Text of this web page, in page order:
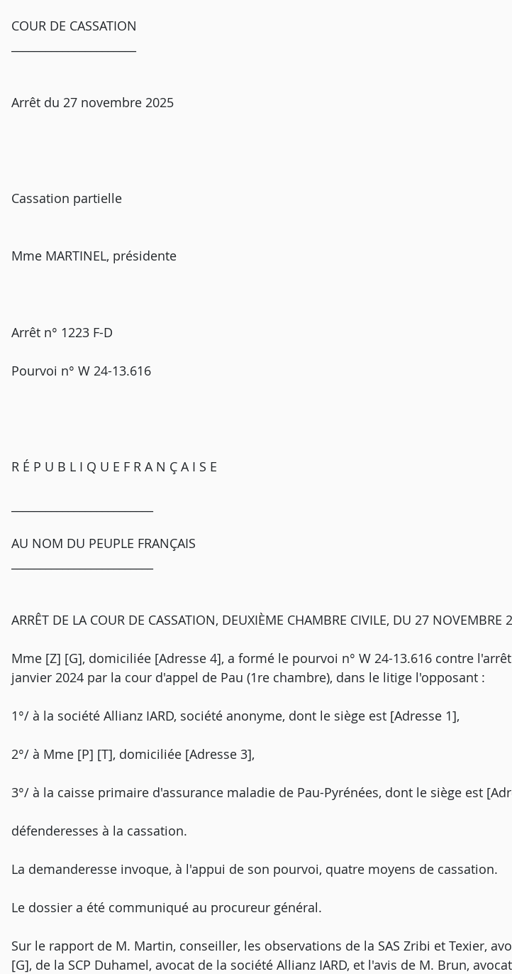
COUR DE CASSATION
Arrêt du 27 novembre 2025
Cassation partielle
Mme MARTINEL, présidente
Arrêt n° 1223 F-D
Pourvoi n° W 24-13.616
R É P U B L I Q U E F R A N Ç A I S E
AU NOM DU PEUPLE FRANÇAIS
ARRÊT DE LA COUR DE CASSATION, DEUXIÈME CHAMBRE CIVILE, DU 27 NOVEMBRE
Mme [Z] [G], domiciliée [Adresse 4], a formé le pourvoi n° W 24-13.616 contre
janvier 2024 par la cour d'appel de Pau (1re chambre), dans le litige l'opposant :
1°/ à la société Allianz IARD, société anonyme, dont le siège est [Adresse 1],
2°/ à Mme [P] [T], domiciliée [Adresse 3],
3°/ à la caisse primaire d'assurance maladie de Pau-Pyrénées, dont le siège est
défenderesses à la cassation.
La demanderesse invoque, à l'appui de son pourvoi, quatre moyens de cassation.
Le dossier a été communiqué au procureur général.
Sur le rapport de M. Martin, conseiller, les observations de la SAS Zribi et Texier,
[G], de la SCP Duhamel, avocat de la société Allianz IARD, et l'avis de M. Brun,